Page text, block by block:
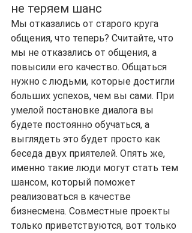
не теряем шанс
Мы отказались от старого круга
общения, что теперь? Считайте, что
мы не отказались от общения, а
повысили его качество. Общаться
нужно с людьми, которые достигли
больших успехов, чем вы сами. При
умелой постановке диалога вы
будете постоянно обучаться, а
выглядеть это будет просто как
беседа двух приятелей. Опять же,
именно такие люди могут стать тем
шансом, который поможет
реализоваться в качестве
бизнесмена. Совместные проекты
только приветствуются, вот только